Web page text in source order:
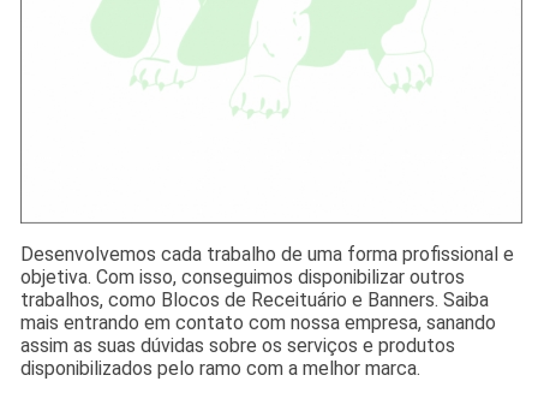
Desenvolvemos cada trabalho de uma forma profissional e
objetiva. Com isso, conseguimos disponibilizar outros
trabalhos, como Blocos de Receituário e Banners. Saiba
mais entrando em contato com nossa empresa, sanando
assim as suas dúvidas sobre os serviços e produtos
disponibilizados pelo ramo com a melhor marca.